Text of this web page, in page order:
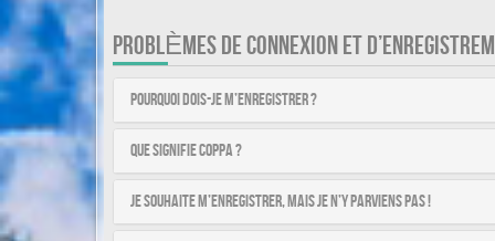
PROBLÈMES DE CONNEXION ET
Pourquoi dois-je m’enregistrer ?
Que signifie COPPA ?
Je souhaite m’enregistrer, mais je n’y parviens pas !